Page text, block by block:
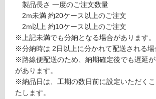
対
応
し
て
い
る
が
制
製品長さ 一度のご注文数量
2m未満 約20ケース以上のご注文
2m以上 約10ケース以上のご注文
※上記未満でも分納となる場合があります。
※分納時は 2日以上に分かれて配送される場
※路線便配送のため、納期確定後でも遅延
があります。
※納品日は、工期の数日前に設定いただく
たします。